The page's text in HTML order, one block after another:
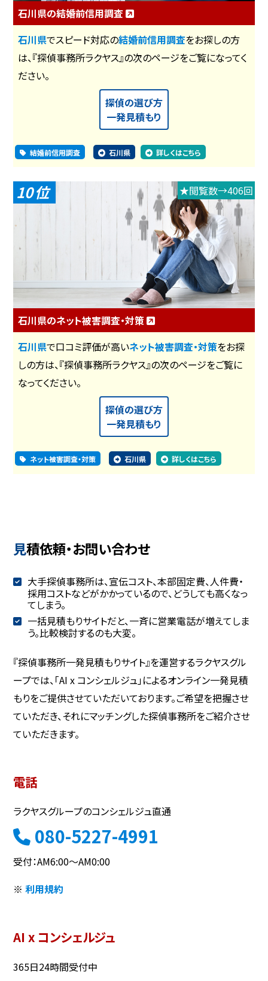
石川県の結婚前信用調査
石川県でスピード対応の結婚前信用調査をお探しの方
は、『探偵事務所ラクヤス』の次のページをご覧になってく
ださい。
探偵の選び方
一発見積もり
結婚前信用調査 石川県 詳しくはこちら
10 ★閲覧数→406回
石川県のネット被害調査・対策
石川県で口コミ評価が高いネット被害調査・対策をお探
しの方は、『探偵事務所ラクヤス』の次のページをご覧に
なってください。
探偵の選び方
一発見積もり
ネット被害調査・対策 石川県 詳しくはこちら
見積依頼・お問い合わせ
大手探偵事務所は、宣伝コスト、本部固定費、人件費・
採用コストなどがかかっているので、どうしても高くなっ
てしまう。
一括見積もりサイトだと、一斉に営業電話が増えてしま
う。比較検討するのも大変。
『探偵事務所一発見積もりサイト』を運営するラクヤスグル
ープでは、「AI x コンシェルジュ」によるオンライン一発見積
もりをご提供させていただいております。ご希望を把握させ
ていただき、それにマッチングした探偵事務所をご紹介させ
ていただきます。
電話
ラクヤスグループのコンシェルジュ直通
080-5227-4991
受付：AM6:00～AM0:00
※利用規約
AI x コンシェルジュ
365日24時間受付中